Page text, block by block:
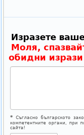
Изразете
Моля,
обидни
*Съгласно българското
компетентните органи, при
сайта!